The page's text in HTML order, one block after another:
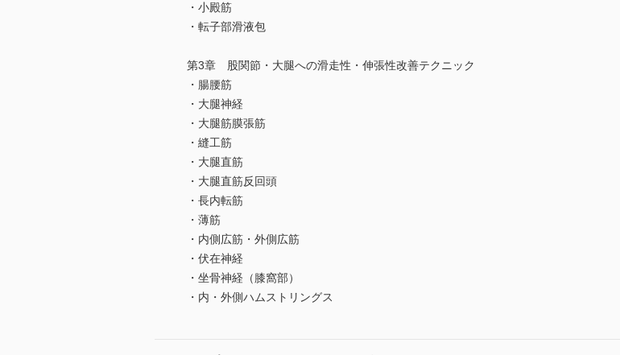
・小殿筋
・転子部滑液包
第3章 股関節・大腿への滑走性・伸張性改善テクニック
・腸腰筋
・大腿神経
・大腿筋膜張筋
・縫工筋
・大腿直筋
・大腿直筋反回頭
・長内転筋
・薄筋
・内側広筋・外側広筋
・伏在神経
・坐骨神経（膝窩部）
・内・外側ハムストリングス